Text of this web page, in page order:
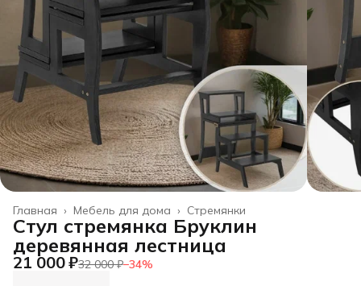
Стремянки
Мебель для дома ›
Главная ›
Стул стремянка Бруклин
деревянная лестница
21 000 ₽32 000 ₽−34%